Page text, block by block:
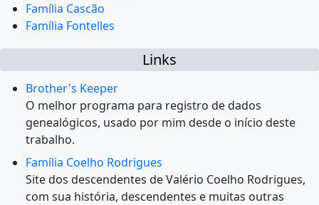
Família Cascão
Família Fontelles
Links
Brother's Keeper
O melhor programa para registro de dados
genealógicos, usado por mim desde o início deste
trabalho.
Família Coelho Rodrigues
Site dos descendentes de Valério Coelho Rodrigues,
com sua história, descendentes e muitas outras